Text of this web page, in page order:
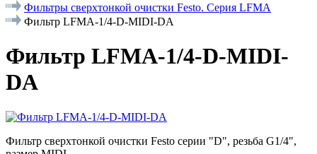
Фильтры сверхтонкой очистки Festo. Серия LFMA
Фильтр LFMA-1/4-D-MIDI-DA
Фильтр LFMA-1/4-D-MIDI-
DA
Фильтр сверхтонкой очистки Festo серии "D", резьба G1/4",